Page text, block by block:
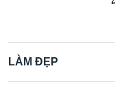
LÀM ĐẸP